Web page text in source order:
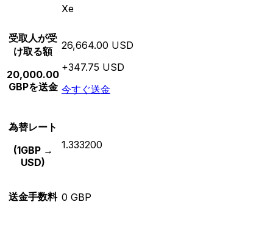
Xe
受取人が受
け取る額
20,000.00
GBPを送金
26,664.00 USD
+347.75 USD
今すぐ送金
為替レート
(1GBP →
USD)
1.333200
送金手数料 0 GBP